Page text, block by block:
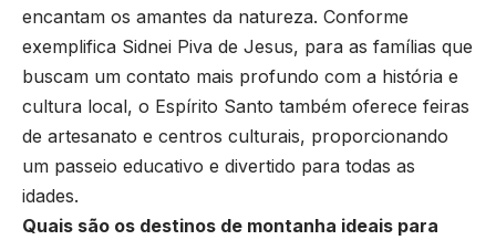
encantam os amantes da natureza. Conforme
exemplifica Sidnei Piva de Jesus, para as famílias que
buscam um contato mais profundo com a história e
cultura local, o Espírito Santo também oferece feiras
de artesanato e centros culturais, proporcionando
um passeio educativo e divertido para todas as
idades.
Quais são os destinos de montanha ideais para